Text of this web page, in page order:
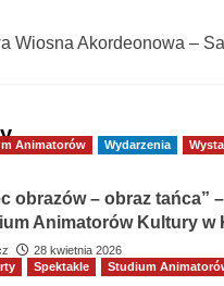
Wiosna Akordeonowa –
Animatorów Wydarzenia
obrazów – obraz tańca” –
Animatorów Kultury w
28 kwietnia 2026
Spektakle Studium